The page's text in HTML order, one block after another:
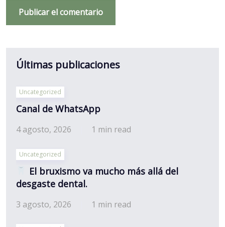
Últimas publicaciones
Uncategorized
Canal de WhatsApp
4 agosto, 2026 1 min read
Uncategorized
El bruxismo va mucho más allá del
desgaste dental.
3 agosto, 2026 1 min read